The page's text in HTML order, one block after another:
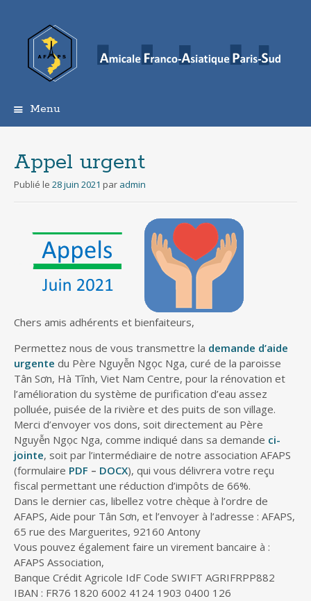
Menu
principal
Appel urgent
Publié le 28 juin 2021 par admin
Chers amis adhérents et bienfaiteurs,
Permettez nous de vous transmettre la demande d’aide
urgente du Père Nguyễn Ngọc Nga, curé de la paroisse
Tân Sơn, Hà Tĩnh, Viet Nam Centre, pour la rénovation et
l’amélioration du système de purification d’eau assez
polluée, puisée de la rivière et des puits de son village.
Merci d’envoyer vos dons, soit directement au Père
Nguyễn Ngọc Nga, comme indiqué dans sa demande ci-
jointe, soit par l’intermédiaire de notre association AFAPS
(formulaire PDF – DOCX), qui vous délivrera votre reçu
fiscal permettant une réduction d’impôts de 66%.
Dans le dernier cas, libellez votre chèque à l’ordre de
AFAPS, Aide pour Tân Sơn, et l’envoyer à l’adresse : AFAPS,
65 rue des Marguerites, 92160 Antony
Vous pouvez également faire un virement bancaire à :
AFAPS Association,
Banque Crédit Agricole IdF Code SWIFT AGRIFRPP882
IBAN : FR76 1820 6002 4124 1903 0400 126